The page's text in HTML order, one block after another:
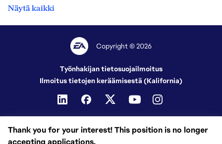
Thank you for your interest! This position is no longer
accepting applications.
Näytä kaikki
Copyright © 2026
Työnhakijan tietosuojailmoitus
Ilmoitus tietojen keräämisestä (Kalifornia)